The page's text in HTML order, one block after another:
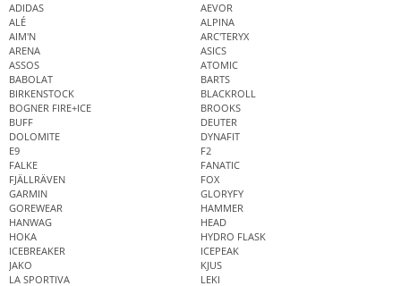
ADIDAS
AEVOR
ALÉ
ALPINA
AIM'N
ARC'TERYX
ARENA
ASICS
ASSOS
ATOMIC
BABOLAT
BARTS
BIRKENSTOCK
BLACKROLL
BOGNER FIRE+ICE
BROOKS
BUFF
DEUTER
DOLOMITE
DYNAFIT
E9
F2
FALKE
FANATIC
FJÄLLRÄVEN
FOX
GARMIN
GLORYFY
GOREWEAR
HAMMER
HANWAG
HEAD
HOKA
HYDRO FLASK
ICEBREAKER
ICEPEAK
JAKO
KJUS
LA SPORTIVA
LEKI